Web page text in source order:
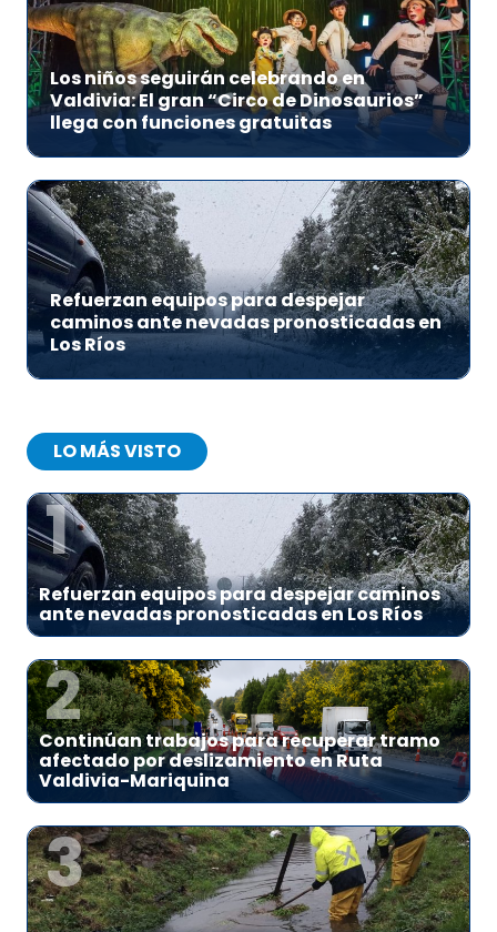
Los niños seguirán celebrando en
Valdivia: El gran “Circo de Dinosaurios”
llega con funciones gratuitas
Refuerzan equipos para despejar
caminos ante nevadas pronosticadas en
Los Ríos
LO MÁS VISTO
1
Refuerzan equipos para despejar caminos
ante nevadas pronosticadas en Los Ríos
2
Continúan trabajos para recuperar tramo
afectado por deslizamiento en Ruta
Valdivia-Mariquina
3